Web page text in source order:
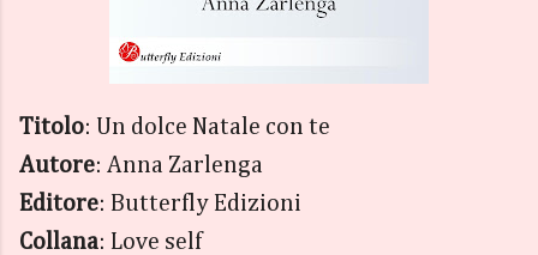
Titolo: Un dolce Natale con te
Autore: Anna Zarlenga
Editore: Butterfly Edizioni
Collana: Love self